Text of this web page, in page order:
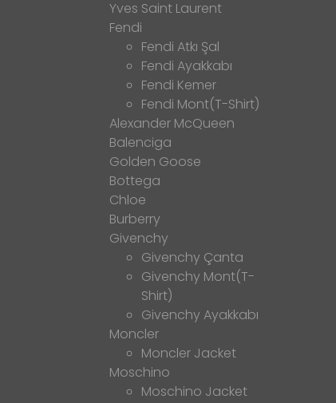
Yves Saint Laurent
Fendi
Fendi Atkı Şal
Fendi Ayakkabı
Fendi Kemer
Fendi Mont(T-Shirt)
Alexander McQueen
Balenciga
Golden Goose
Bottega
Chloe
Burberry
Givenchy
Givenchy Çanta
Givenchy Mont(T-
Shirt)
Givenchy Ayakkabı
Moncler
Moncler Jacket
Moschino
Moschino Jacket